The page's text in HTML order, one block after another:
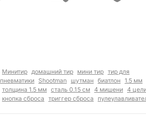
Минитир домашний тир мини тир тир для
пневматики Shootman шутман биатлон 1.5 мм
толщина 1.5 мм сталь 0.15 см 4 мишени 4
кнопка сброса триггер сброса